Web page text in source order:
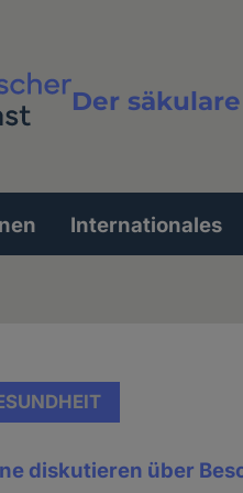
Der
Volltextsuche
Internationales
diskutieren über